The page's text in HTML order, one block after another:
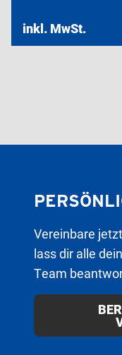
inkl. MwSt.
Vereinbare
lass dir alle
Team